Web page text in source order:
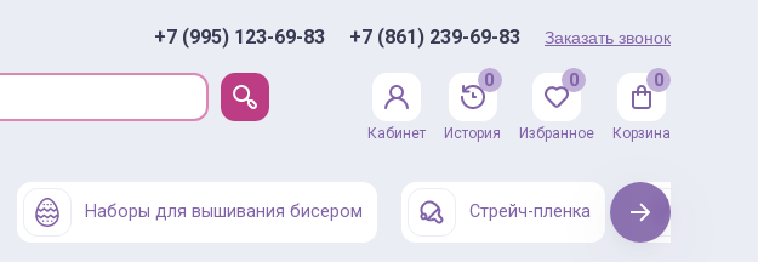
+7 (995) 123-69-83 +7 (861) 239-69-83 Заказать звонок
Кабинет
0
История
0
Избранное
0
Корзина
Наборы для вышивания бисером Стрейч-пленка Next